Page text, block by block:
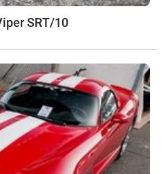
SRT/10